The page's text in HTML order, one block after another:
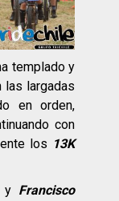
templado y
las largadas
en orden,
con
los 13K
Francisco